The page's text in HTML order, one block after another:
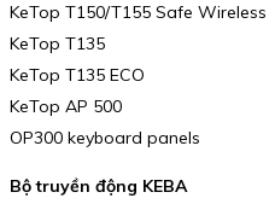
KeTop T150/T155 Safe Wireless
KeTop T135
KeTop T135 ECO
KeTop AP 500
OP300 keyboard panels
Bộ truyền động KEBA